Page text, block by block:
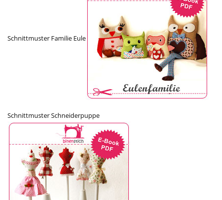
Schnittmuster Familie Eule
Schnittmuster Schneiderpuppe